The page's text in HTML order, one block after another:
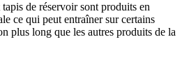
de réservoir sont produits en
ce qui peut entraîner sur certains
plus long que les autres produits de la